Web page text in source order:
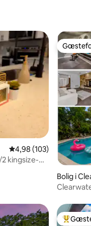
4,98 ud af 5 i
4,98 (103)
kingsize-
Bolig i
Bedste